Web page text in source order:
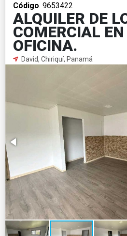
Código. 9653422
ALQUILER DE
COMERCIAL
OFICINA.
David, Chiriquí, Panamá